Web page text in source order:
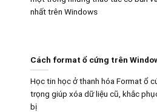
nhất trên Windows
Cách format ổ cứng trên
Học tin học ở thanh hóa Format ổ
trọng giúp xóa dữ liệu cũ, khắc
bị